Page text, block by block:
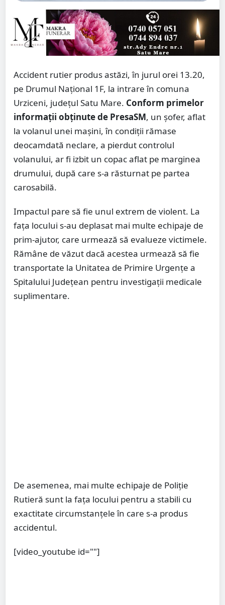
Accident rutier produs astăzi, în jurul orei 13.20,
pe Drumul Național 1F, la intrare în comuna
Urziceni, județul Satu Mare. Conform primelor
informații obținute de PresaSM, un șofer, aflat
la volanul unei mașini, în condiții rămase
deocamdată neclare, a pierdut controlul
volanului, ar fi izbit un copac aflat pe marginea
drumului, după care s-a răsturnat pe partea
carosabilă.
Impactul pare să fie unul extrem de violent. La
fața locului s-au deplasat mai multe echipaje de
prim-ajutor, care urmează să evalueze victimele.
Rămâne de văzut dacă acestea urmează să fie
transportate la Unitatea de Primire Urgențe a
Spitalului Județean pentru investigații medicale
suplimentare.
De asemenea, mai multe echipaje de Poliție
Rutieră sunt la fața locului pentru a stabili cu
exactitate circumstanțele în care s-a produs
accidentul.
[video_youtube id=""]